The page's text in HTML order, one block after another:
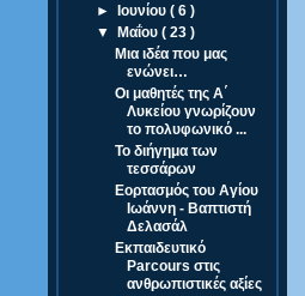
►
Ιουνίου( 6 )
▼
Μαΐου( 23 )
Μια ιδέα που μας
ενώνει…
Οι μαθητές της Α΄
Λυκείου γνωρίζουν
το πολυφωνικό ...
Το διήγημα των
τεσσάρων
Εορτασμός του Αγίου
Ιωάννη - Βαπτιστή
Δελασάλ
Εκπαιδευτικό
Parcours στις
ανθρωπιστικές αξίες